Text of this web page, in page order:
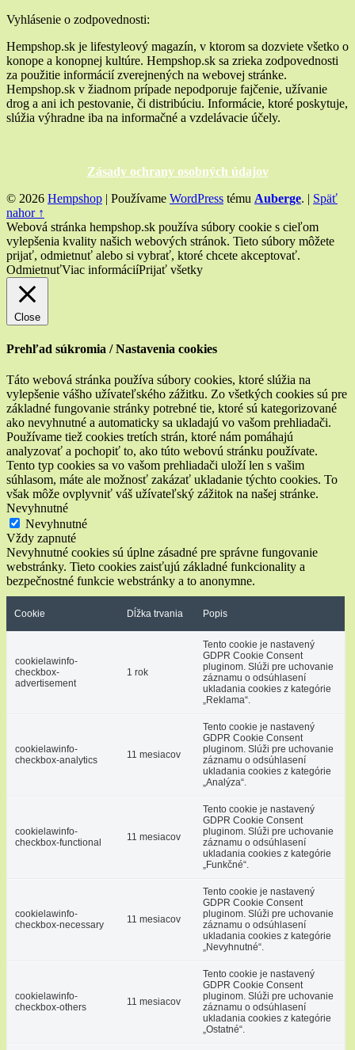
účinné
skryté
v jednej
malej
fľaštičke?”
Widgety
v
pätičke
Vyhlásenie o zodpovednosti:
Hempshop.sk je lifestyleový magazín, v ktorom sa dozviete všetko o
konope a konopnej kultúre. Hempshop.sk sa zrieka zodpovednosti
za použitie informácií zverejnených na webovej stránke.
Hempshop.sk v žiadnom prípade nepodporuje fajčenie, užívanie
drog a ani ich pestovanie, či distribúciu. Informácie, ktoré poskytuje,
slúžia výhradne iba na informačné a vzdelávacie účely.
Zásady ochrany osobných údajov
© 2026 Hempshop | Používame WordPress tému Auberge. | Späť
nahor ↑
Webová stránka hempshop.sk používa súbory cookie s cieľom
vylepšenia kvality našich webových stránok. Tieto súbory môžete
prijať, odmietnuť alebo si vybrať, ktoré chcete akceptovať.
OdmietnuťViac informáciíPrijať všetky
Close
Prehľad súkromia / Nastavenia cookies
Táto webová stránka používa súbory cookies, ktoré slúžia na
vylepšenie vášho užívateľského zážitku. Zo všetkých cookies sú pre
základné fungovanie stránky potrebné tie, ktoré sú kategorizované
ako nevyhnutné a automaticky sa ukladajú vo vašom prehliadači.
Používame tiež cookies tretích strán, ktoré nám pomáhajú
analyzovať a pochopiť to, ako túto webovú stránku používate.
Tento typ cookies sa vo vašom prehliadači uloží len s vašim
súhlasom, máte ale možnosť zakázať ukladanie týchto cookies. To
však môže ovplyvniť váš užívateľský zážitok na našej stránke.
Nevyhnutné
Nevyhnutné
Vždy zapnuté
Nevyhnutné cookies sú úplne zásadné pre správne fungovanie
webstránky. Tieto cookies zaisťujú základné funkcionality a
bezpečnostné funkcie webstránky a to anonymne.
Cookie Dĺžka trvania Popis
cookielawinfo-
checkbox-
advertisement
1 rok
Tento cookie je nastavený
GDPR Cookie Consent
pluginom. Slúži pre uchovanie
záznamu o odsúhlasení
ukladania cookies z kategórie
„Reklama“.
cookielawinfo-
checkbox-analytics
11 mesiacov
Tento cookie je nastavený
GDPR Cookie Consent
pluginom. Slúži pre uchovanie
záznamu o odsúhlasení
ukladania cookies z kategórie
„Analýza“.
cookielawinfo-
checkbox-functional
11 mesiacov
Tento cookie je nastavený
GDPR Cookie Consent
pluginom. Slúži pre uchovanie
záznamu o odsúhlasení
ukladania cookies z kategórie
„Funkčné“.
cookielawinfo-
checkbox-necessary
11 mesiacov
Tento cookie je nastavený
GDPR Cookie Consent
pluginom. Slúži pre uchovanie
záznamu o odsúhlasení
ukladania cookies z kategórie
„Nevyhnutné“.
cookielawinfo-
checkbox-others
11 mesiacov
Tento cookie je nastavený
GDPR Cookie Consent
pluginom. Slúži pre uchovanie
záznamu o odsúhlasení
ukladania cookies z kategórie
„Ostatné“.